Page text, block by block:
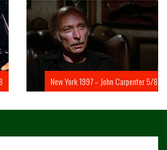
New York 1997 – John Carpenter 5/8